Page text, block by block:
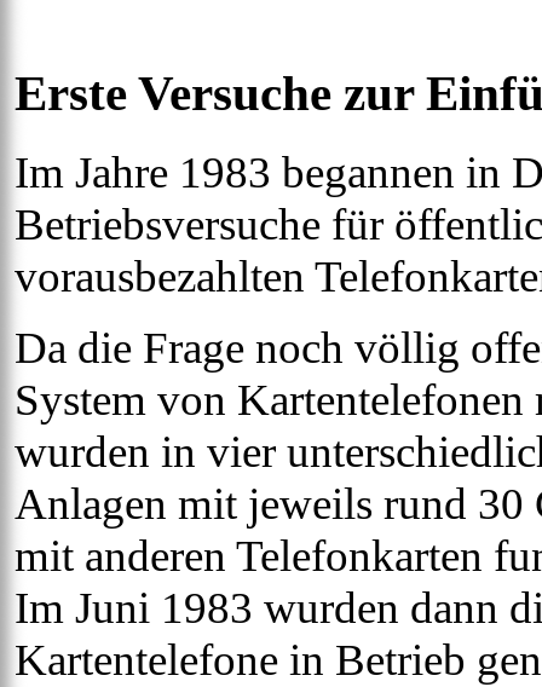
Erste Versuche zur
Im Jahre 1983 begannen in
Betriebsversuche für
vorausbezahlten
Da die Frage noch völlig
System von Kartentelefonen
wurden in vier
Anlagen mit jeweils rund 30
mit anderen Telefonkarten
Im Juni 1983 wurden dann
Kartentelefone in Betrieb